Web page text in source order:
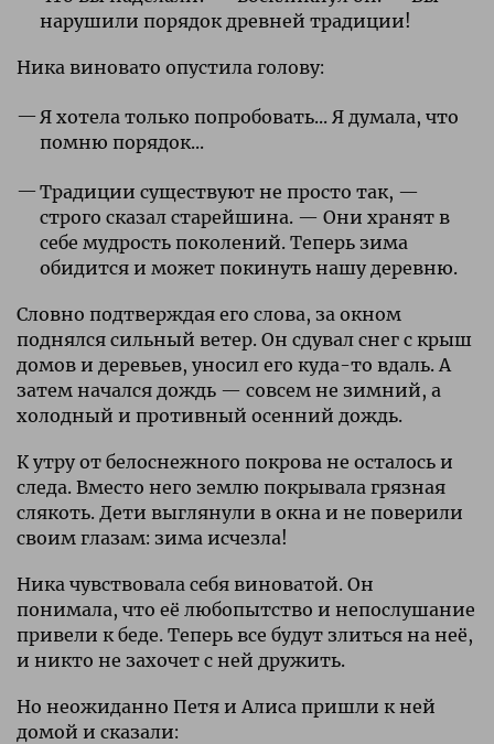
нарушили порядок древней традиции!
Ника виновато опустила голову:
Я хотела только попробовать... Я думала, что
помню порядок...
Традиции существуют не просто так, —
строго сказал старейшина. — Они хранят в
себе мудрость поколений. Теперь зима
обидится и может покинуть нашу деревню.
Словно подтверждая его слова, за окном
поднялся сильный ветер. Он сдувал снег с крыш
домов и деревьев, уносил его куда-то вдаль. А
затем начался дождь — совсем не зимний, а
холодный и противный осенний дождь.
К утру от белоснежного покрова не осталось и
следа. Вместо него землю покрывала грязная
слякоть. Дети выглянули в окна и не поверили
своим глазам: зима исчезла!
Ника чувствовала себя виноватой. Он
понимала, что её любопытство и непослушание
привели к беде. Теперь все будут злиться на неё,
и никто не захочет с ней дружить.
Но неожиданно Петя и Алиса пришли к ней
домой и сказали: